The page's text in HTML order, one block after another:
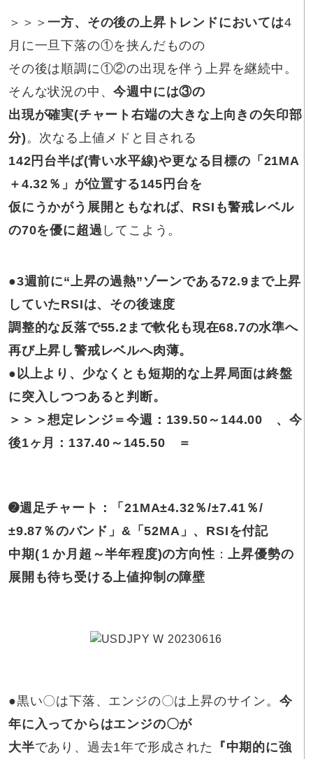
＞＞＞一方、その後の上昇トレンドにおいては4
月に一旦下落の①を挟んだものの
その後は順調に①②の出現を伴う上昇を継続中。
そんな状況の中、今週中には③の
出現が確実(チャート右端の大きな上向きの矢印部
分)。次なる上値メドと目される
142円台半ば(青い水平線)や更なる目標の「21MA
＋4.32％」が位置する145円台を
仮にうかがう展開ともなれば、RSIも警戒レベル
の70を優に超過 してこよう。
●3週前に“上昇の過熱”ゾーンである72.9まで上昇
していたRSIは、その後速度
調整的な反落で55.2まで軟化も現在68.7の水準へ
再び上昇し警戒レベルへ肉薄。
●以上より、少なくとも短期的な上昇局面は終盤
に突入しつつあると判断。
＞＞＞想定レンジ＝今週：139.50～144.00 、 今
後1ヶ月：137.40～145.50 ＝
➋週足チャート：「21MA±4.32％/±7.41％/
±9.87％のバンド」&「52MA」、RSIを付記
中期(１か月超～半年程度)の方向性 ：上昇優勢の
展開も待ち受ける上値抑制の障壁
●黒い〇は下落、エンジの〇は上昇のサイン。 今
年に入ってからはエンジの〇が
大半であり、過去1年で形成された
『中期的に強